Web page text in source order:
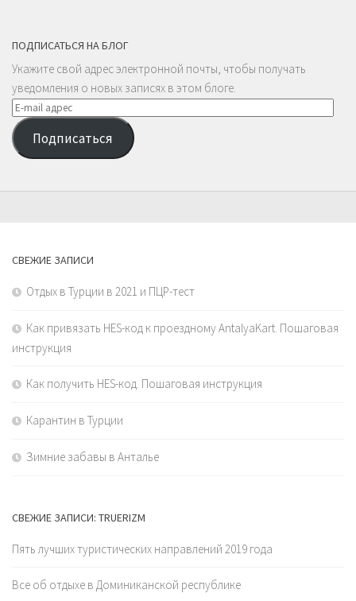
ПОДПИСАТЬСЯ НА БЛОГ
Укажите свой адрес электронной почты, чтобы получать
уведомления о новых записях в этом блоге.
E-
mail
адресПодписаться
СВЕЖИЕ ЗАПИСИ
Отдых в Турции в 2021 и ПЦР-тест
Как привязать HES-код к проездному AntalyaKart. Пошаговая
инструкция
Как получить HES-код. Пошаговая инструкция
Карантин в Турции
Зимние забавы в Анталье
СВЕЖИЕ ЗАПИСИ: TRUERIZM
Пять лучших туристических направлений 2019 года
Все об отдыхе в Доминиканской республике